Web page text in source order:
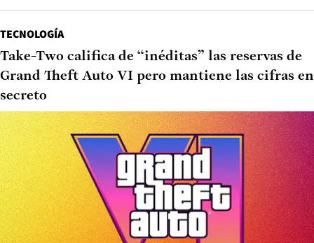
TECNOLOGÍA
Take-Two califica de “inéditas” las reservas de
Grand Theft Auto VI pero mantiene las cifras en
secreto